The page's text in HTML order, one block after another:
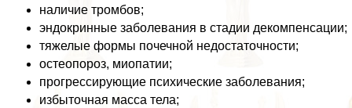
наличие тромбов;
эндокринные заболевания в стадии декомпенсации;
тяжелые формы почечной недостаточности;
остеопороз, миопатии;
прогрессирующие психические заболевания;
избыточная масса тела;